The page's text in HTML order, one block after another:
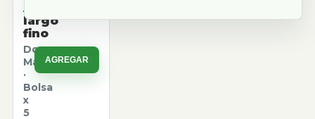
Arroz
largo
fino
Don
Marcos
·
Bolsa
x
5
AGREGAR